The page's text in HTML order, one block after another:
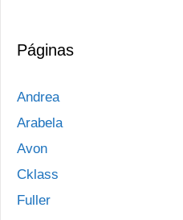
Páginas
Andrea
Arabela
Avon
Cklass
Fuller